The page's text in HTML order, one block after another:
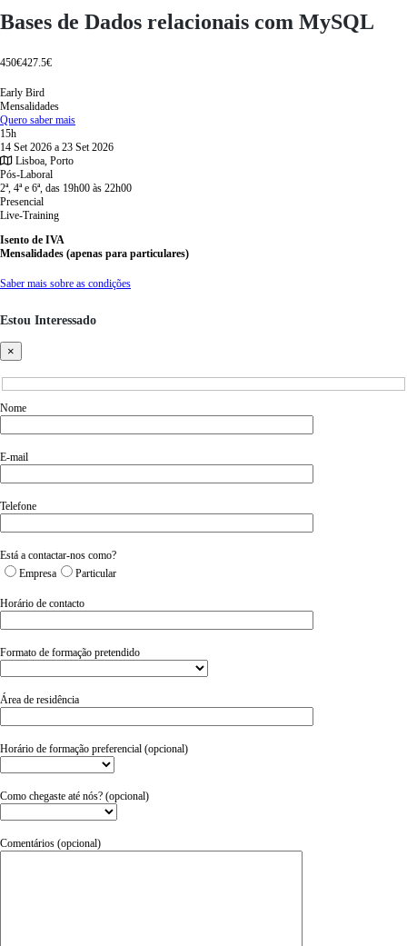
Bases de Dados relacionais com MySQL
450€427.5€
Early Bird
Mensalidades
Quero saber mais
15h
14 Set 2026 a 23 Set 2026
Lisboa, Porto
Pós-Laboral
2ª, 4ª e 6ª, das 19h00 às 22h00
Presencial
Live-Training
Isento de IVA
Mensalidades (apenas para particulares)
Saber mais sobre as condições
Estou Interessado
×
Nome
E-mail
Telefone
Está a contactar-nos como?
Empresa
Particular
Horário de contacto
Formato de formação pretendido
Área de residência
Horário de formação preferencial (opcional)
Como chegaste até nós? (opcional)
Comentários (opcional)